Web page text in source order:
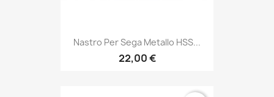
Nastro Per Sega Metallo HSS...
22,00 €